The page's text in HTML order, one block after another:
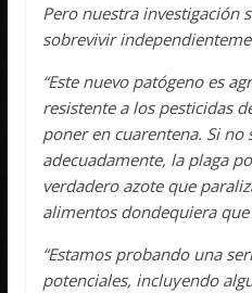
Pero nuestra investigación
sobrevivir
“Este nuevo patógeno es
resistente a los pesticidas
poner en cuarentena. Si no
adecuadamente, la plaga
verdadero azote que
alimentos dondequiera que
“Estamos probando una
potenciales, incluyendo